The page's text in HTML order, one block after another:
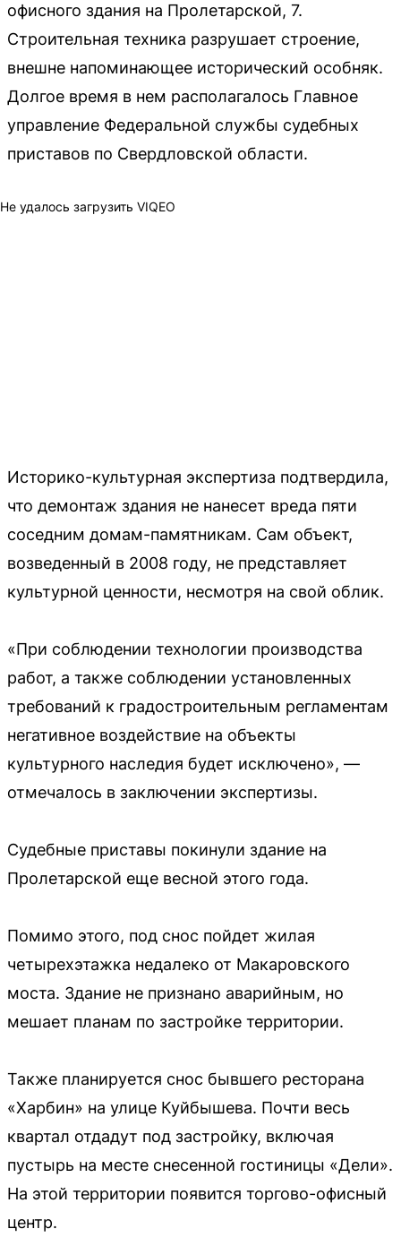
офисного здания на Пролетарской, 7.
Строительная техника разрушает строение,
внешне напоминающее исторический особняк.
Долгое время в нем располагалось Главное
управление Федеральной службы судебных
приставов по Свердловской области.
Не удалось загрузить VIQEO
Историко-культурная экспертиза подтвердила,
что демонтаж здания не нанесет вреда пяти
соседним домам-памятникам. Сам объект,
возведенный в 2008 году, не представляет
культурной ценности, несмотря на свой облик.
«При соблюдении технологии производства
работ, а также соблюдении установленных
требований к градостроительным регламентам
негативное воздействие на объекты
культурного наследия будет исключено», —
отмечалось в заключении экспертизы.
Судебные приставы покинули здание на
Пролетарской еще весной этого года.
Помимо этого, под снос пойдет жилая
четырехэтажка недалеко от Макаровского
моста. Здание не признано аварийным, но
мешает планам по застройке территории.
Также планируется снос бывшего ресторана
«Харбин» на улице Куйбышева. Почти весь
квартал отдадут под застройку, включая
пустырь на месте снесенной гостиницы «Дели».
На этой территории появится торгово-офисный
центр.